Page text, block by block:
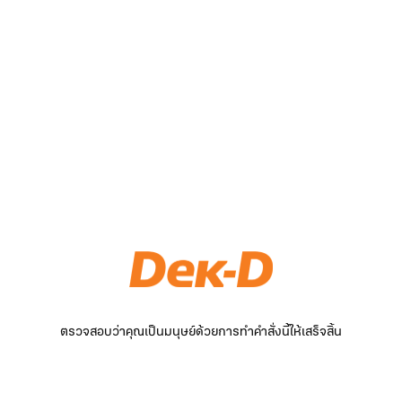
ตรวจสอบว่าคุณเป็นมนุษย์ด้วยการทำคำสั่งนี้ให้เสร็จสิ้น